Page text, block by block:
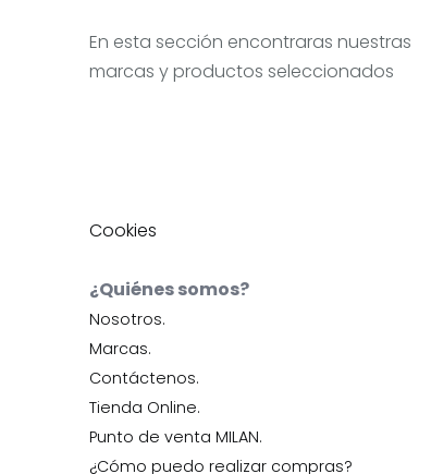
En esta sección encontraras nuestras
marcas y productos seleccionados
Cookies
¿Quiénes somos?
Nosotros.
Marcas.
Contáctenos.
Tienda Online.
Punto de venta MILAN.
¿Cómo puedo realizar compras?